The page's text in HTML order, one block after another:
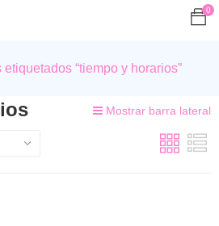
0
etiquetados “tiempo y horarios”
Mostrar barra lateral